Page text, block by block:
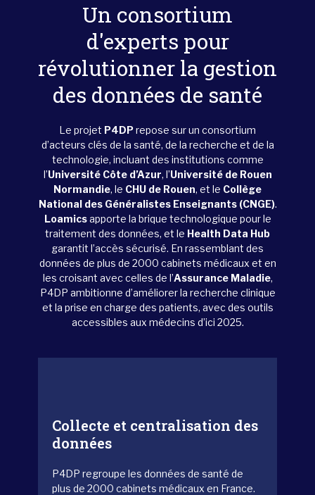
Un consortium
d'experts pour
révolutionner la gestion
des données de santé
Le projet P4DPrepose sur un consortium
d’acteurs clés de la santé, de la recherche et de la
technologie, incluant des institutions comme
l’Université Côte d’Azur, l’Université de Rouen
Normandie, le CHU de Rouen, et le Collège
National des Généralistes Enseignants (CNGE).
Loamicsapporte la brique technologique pour le
traitement des données, et le Health Data Hub
garantit l’accès sécurisé. En rassemblant des
données de plus de 2000 cabinets médicaux et en
les croisant avec celles de l’Assurance Maladie,
P4DP ambitionne d’améliorer la recherche clinique
et la prise en charge des patients, avec des outils
accessibles aux médecins d’ici 2025.
Collecte et centralisation des
données
P4DP regroupe les données de santé de
plus de 2000 cabinets médicaux en France.